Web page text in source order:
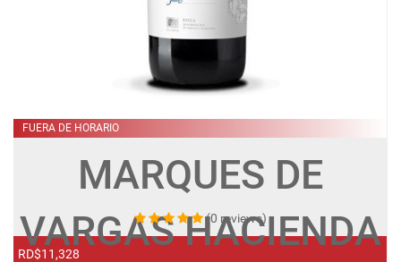
FUERA DE HORARIO
MARQUES DE
VARGAS HACIENDA
(0 reviews)
RD$11,328